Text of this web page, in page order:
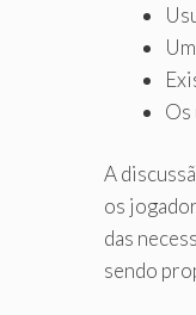
Os
A
os
das
sendo